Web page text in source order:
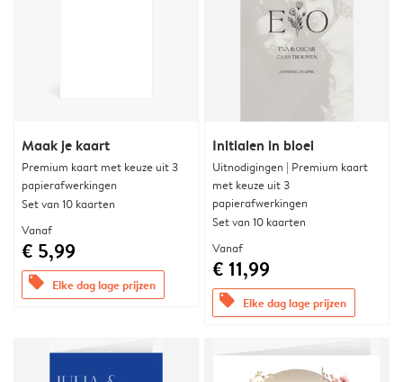
Maak je kaart
Premium kaart met keuze uit 3
papierafwerkingen
Set van 10 kaarten
Vanaf
€ 5,99
offers Elke dag lage prijzen
Initialen in bloei
Uitnodigingen | Premium kaart
met keuze uit 3
papierafwerkingen
Set van 10 kaarten
Vanaf
€ 11,99
offers Elke dag lage prijzen